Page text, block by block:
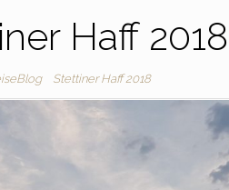
Haff 2018
Stettiner Haff 2018